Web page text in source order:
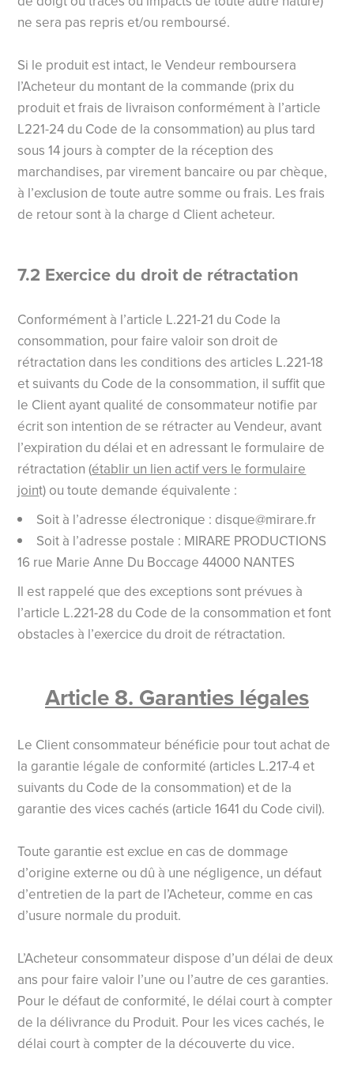
ne sera pas repris et/ou remboursé.
Si le produit est intact, le Vendeur remboursera
l’Acheteur du montant de la commande (prix du
produit et frais de livraison conformément à l’article
L221-24 du Code de la consommation) au plus tard
sous 14 jours à compter de la réception des
marchandises, par virement bancaire ou par chèque,
à l’exclusion de toute autre somme ou frais. Les frais
de retour sont à la charge d Client acheteur.
7.2 Exercice du droit de rétractation
Conformément à l’article L.221-21 du Code la
consommation, pour faire valoir son droit de
rétractation dans les conditions des articles L.221-18
et suivants du Code de la consommation, il suffit que
le Client ayant qualité de consommateur notifie par
écrit son intention de se rétracter au Vendeur, avant
l’expiration du délai et en adressant le formulaire de
rétractation (établir un lien actif vers le formulaire
joint) ou toute demande équivalente :
Soit à l’adresse électronique : disque@mirare.fr
Soit à l’adresse postale : MIRARE PRODUCTIONS
16 rue Marie Anne Du Boccage 44000 NANTES
Il est rappelé que des exceptions sont prévues à
l’article L.221-28 du Code de la consommation et font
obstacles à l’exercice du droit de rétractation.
Article 8. Garanties légales
Le Client consommateur bénéficie pour tout achat de
la garantie légale de conformité (articles L.217-4 et
suivants du Code de la consommation) et de la
garantie des vices cachés (article 1641 du Code civil).
Toute garantie est exclue en cas de dommage
d’origine externe ou dû à une négligence, un défaut
d’entretien de la part de l’Acheteur, comme en cas
d’usure normale du produit.
L’Acheteur consommateur dispose d’un délai de deux
ans pour faire valoir l’une ou l’autre de ces garanties.
Pour le défaut de conformité, le délai court à compter
de la délivrance du Produit. Pour les vices cachés, le
délai court à compter de la découverte du vice.